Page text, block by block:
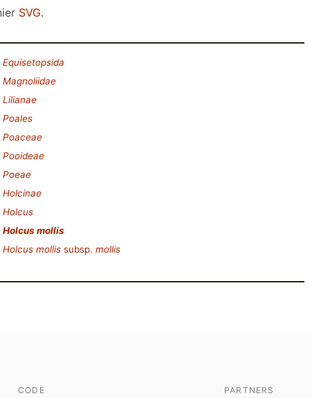
SVG.
Equisetopsida
Magnoliidae
Lilianae
Poales
Poaceae
Pooideae
Poeae
Holcinae
Holcus
Holcus mollis
Holcus mollis subsp. mollis
CODE PARTNERS